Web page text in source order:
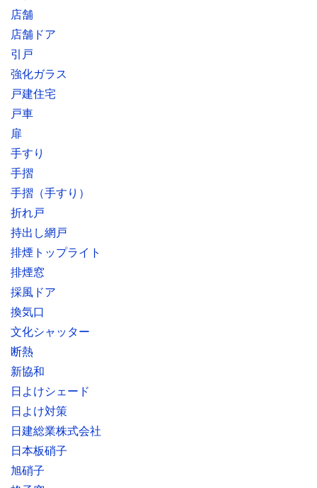
店舗
店舗ドア
引戸
強化ガラス
戸建住宅
戸車
扉
手すり
手摺
手摺（手すり）
折れ戸
持出し網戸
排煙トップライト
排煙窓
採風ドア
換気口
文化シャッター
断熱
新協和
日よけシェード
日よけ対策
日建総業株式会社
日本板硝子
旭硝子